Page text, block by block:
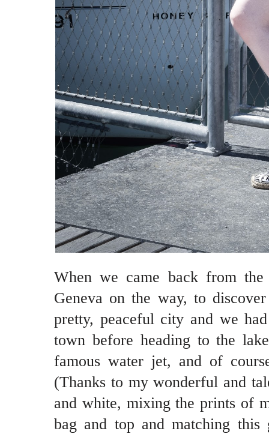
When we came back from
Geneva on the way, to
pretty, peaceful city and we
town before heading to the
famous water jet, and of
(Thanks to my wonderful and
and white, mixing the prints of
bag and top and matching this